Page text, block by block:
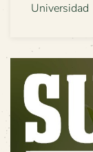
Universidad